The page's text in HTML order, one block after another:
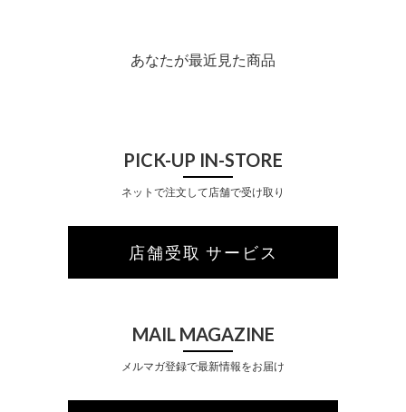
あなたが最近見た商品
PICK-UP IN-STORE
ネットで注文して店舗で受け取り
店舗受取 サービス
MAIL MAGAZINE
メルマガ登録で最新情報をお届け